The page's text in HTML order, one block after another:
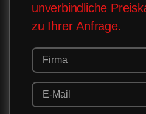
unverbindliche
zu Ihrer Anfrage.